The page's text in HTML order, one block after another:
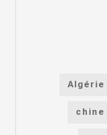
Algérie
chine